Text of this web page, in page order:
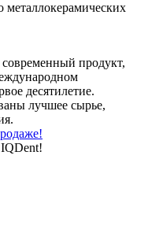
металлокерамических
продукт,
десятилетие.
лучшее сырье,